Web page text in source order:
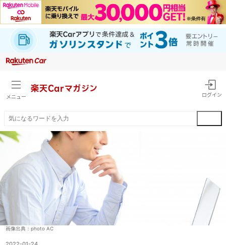
メニュー
楽天Carマガジン
ログイン
画像出典：photo AC